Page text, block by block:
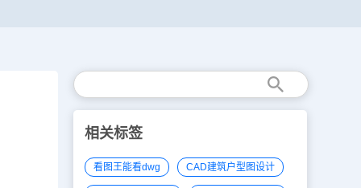
相关标签
看图王能看dwg CAD建筑户型图设计